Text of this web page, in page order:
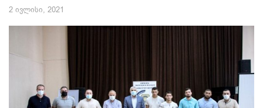
2 ივლისი, 2021